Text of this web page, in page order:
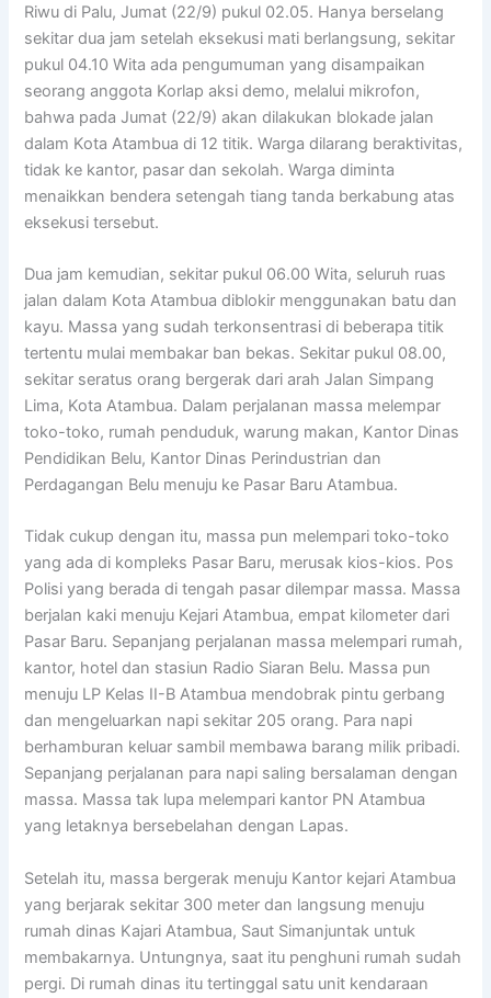
Riwu di Palu, Jumat (22/9) pukul 02.05. Hanya berselang
sekitar dua jam setelah eksekusi mati berlangsung, sekitar
pukul 04.10 Wita ada pengumuman yang disampaikan
seorang anggota Korlap aksi demo, melalui mikrofon,
bahwa pada Jumat (22/9) akan dilakukan blokade jalan
dalam Kota Atambua di 12 titik. Warga dilarang beraktivitas,
tidak ke kantor, pasar dan sekolah. Warga diminta
menaikkan bendera setengah tiang tanda berkabung atas
eksekusi tersebut.
Dua jam kemudian, sekitar pukul 06.00 Wita, seluruh ruas
jalan dalam Kota Atambua diblokir menggunakan batu dan
kayu. Massa yang sudah terkonsentrasi di beberapa titik
tertentu mulai membakar ban bekas. Sekitar pukul 08.00,
sekitar seratus orang bergerak dari arah Jalan Simpang
Lima, Kota Atambua. Dalam perjalanan massa melempar
toko-toko, rumah penduduk, warung makan, Kantor Dinas
Pendidikan Belu, Kantor Dinas Perindustrian dan
Perdagangan Belu menuju ke Pasar Baru Atambua.
Tidak cukup dengan itu, massa pun melempari toko-toko
yang ada di kompleks Pasar Baru, merusak kios-kios. Pos
Polisi yang berada di tengah pasar dilempar massa. Massa
berjalan kaki menuju Kejari Atambua, empat kilometer dari
Pasar Baru. Sepanjang perjalanan massa melempari rumah,
kantor, hotel dan stasiun Radio Siaran Belu. Massa pun
menuju LP Kelas II-B Atambua mendobrak pintu gerbang
dan mengeluarkan napi sekitar 205 orang. Para napi
berhamburan keluar sambil membawa barang milik pribadi.
Sepanjang perjalanan para napi saling bersalaman dengan
massa. Massa tak lupa melempari kantor PN Atambua
yang letaknya bersebelahan dengan Lapas.
Setelah itu, massa bergerak menuju Kantor kejari Atambua
yang berjarak sekitar 300 meter dan langsung menuju
rumah dinas Kajari Atambua, Saut Simanjuntak untuk
membakarnya. Untungnya, saat itu penghuni rumah sudah
pergi. Di rumah dinas itu tertinggal satu unit kendaraan